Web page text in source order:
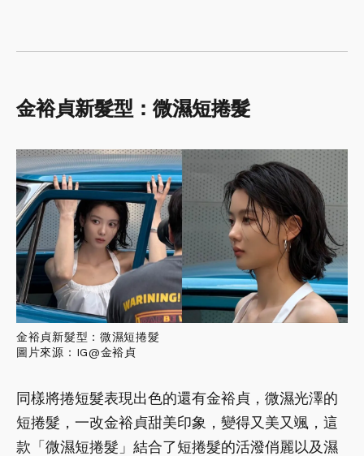
金裕貞新髮型：微濕短捲髮
金裕貞新髮型：微濕短捲髮
圖片來源：IG@金裕貞
同樣將捲短髮表現出色的還有金裕貞，微濕光澤的
短捲髮，一改金裕貞甜美印象，變得又美又颯，這
款「微濕短捲髮」結合了短捲髮的活潑俏麗以及濕